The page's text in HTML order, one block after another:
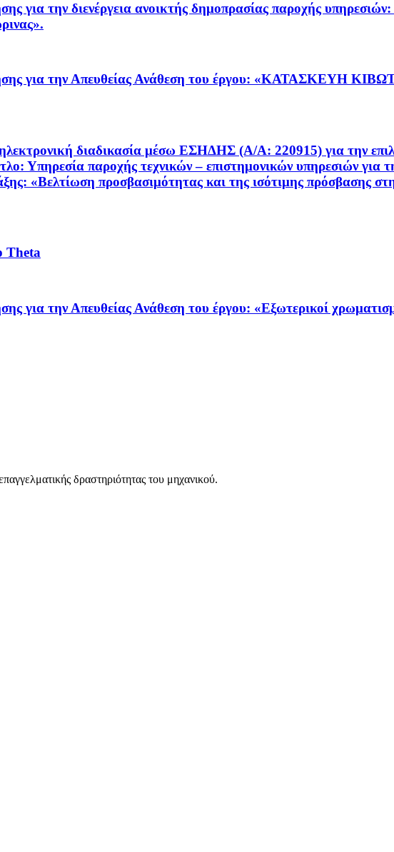
διενέργεια ανοικτής δημοπρασίας παροχής
την Απευθείας Ανάθεση του έργου: «ΚΑΤΑΣΚΕΥΗ
διαδικασία μέσω ΕΣΗΔΗΣ (Α/Α: 220915) για την
Υπηρεσία παροχής τεχνικών – επιστημονικών υπηρεσιών για
«Βελτίωση προσβασιμότητας και της ισότιμης πρόσβασης
Απευθείας Ανάθεση του έργου: «Εξωτερικοί
δραστηριότητας του μηχανικού.